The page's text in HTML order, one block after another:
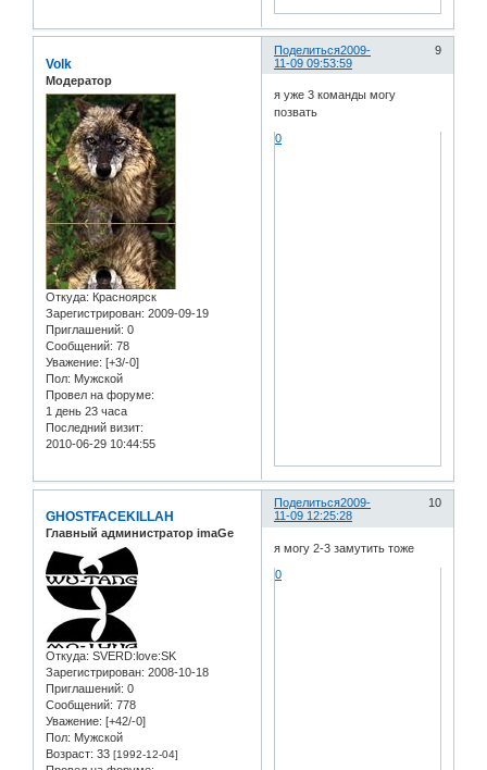
Поделиться 9
2009-
11-09 09:53:59
Volk
Модератор
Откуда: Красноярск
Зарегистрирован: 2009-09-19
Приглашений: 0
Сообщений: 78
Уважение: [+3/-0]
Пол: Мужской
Провел на форуме:
1 день 23 часа
Последний визит:
2010-06-29 10:44:55
я уже 3 команды могу
позвать
0
Поделиться 10
2009-
11-09 12:25:28
GHOSTFACEKILLAH
Главный администратор imaGe
Откуда: SVERD:love:SK
Зарегистрирован: 2008-10-18
Приглашений: 0
Сообщений: 778
Уважение: [+42/-0]
Пол: Мужской
Возраст: 33 [1992-12-04]
я могу 2-3 замутить тоже
0